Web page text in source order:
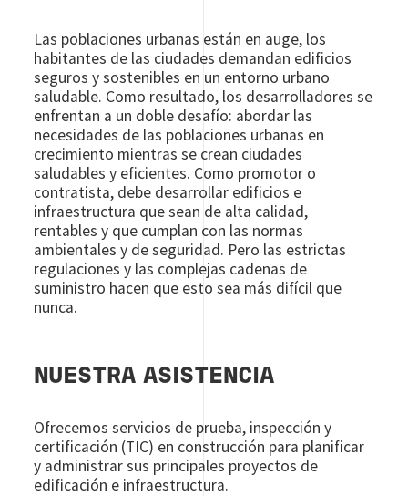
Las poblaciones urbanas están en auge, los
habitantes de las ciudades demandan edificios
seguros y sostenibles en un entorno urbano
saludable. Como resultado, los desarrolladores se
enfrentan a un doble desafío: abordar las
necesidades de las poblaciones urbanas en
crecimiento mientras se crean ciudades
saludables y eficientes. Como promotor o
contratista, debe desarrollar edificios e
infraestructura que sean de alta calidad,
rentables y que cumplan con las normas
ambientales y de seguridad. Pero las estrictas
regulaciones y las complejas cadenas de
suministro hacen que esto sea más difícil que
nunca.
NUESTRA ASISTENCIA
Ofrecemos servicios de prueba, inspección y
certificación (TIC) en construcción para planificar
y administrar sus principales proyectos de
edificación e infraestructura.